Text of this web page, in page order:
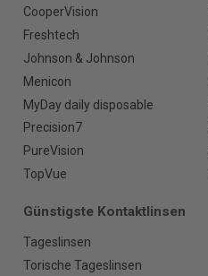
CooperVision
Freshtech
Johnson & Johnson
Menicon
MyDay daily disposable
Precision7
PureVision
TopVue
Günstigste Kontaktlinsen
Tageslinsen
Torische Tageslinsen